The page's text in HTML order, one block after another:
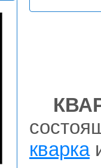
кварка